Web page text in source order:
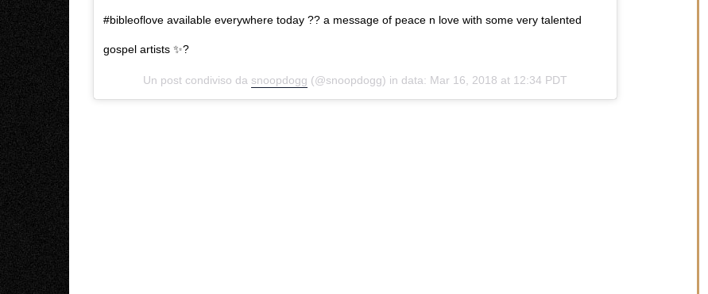
#bibleoflove available everywhere today ?? a message of peace n love with some very talented
gospel artists ✨?
Un post condiviso da snoopdogg (@snoopdogg) in data: Mar 16, 2018 at 12:34 PDT